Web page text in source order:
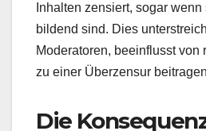
Inhalten zensiert, sogar
bildend sind. Dies
Moderatoren, beeinflusst von
zu einer Überzensur
Die